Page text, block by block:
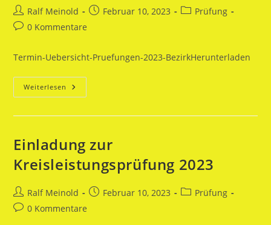
Beitrags-
Autor:
Ralf Meinold
BeitragFebruar 10, 2023
Beitrags-
Prüfung
Beitrags-
0 Kommentare
Termin-Uebersicht-Pruefungen-2023-BezirkHerunterladen
Weiterlesen Termine
Der
Einladung zur
Kreisleistungsprüfung 2023
Beitrags-
Autor:
Ralf Meinold
BeitragFebruar 10, 2023
Beitrags-
Prüfung
Beitrags-
0 Kommentare